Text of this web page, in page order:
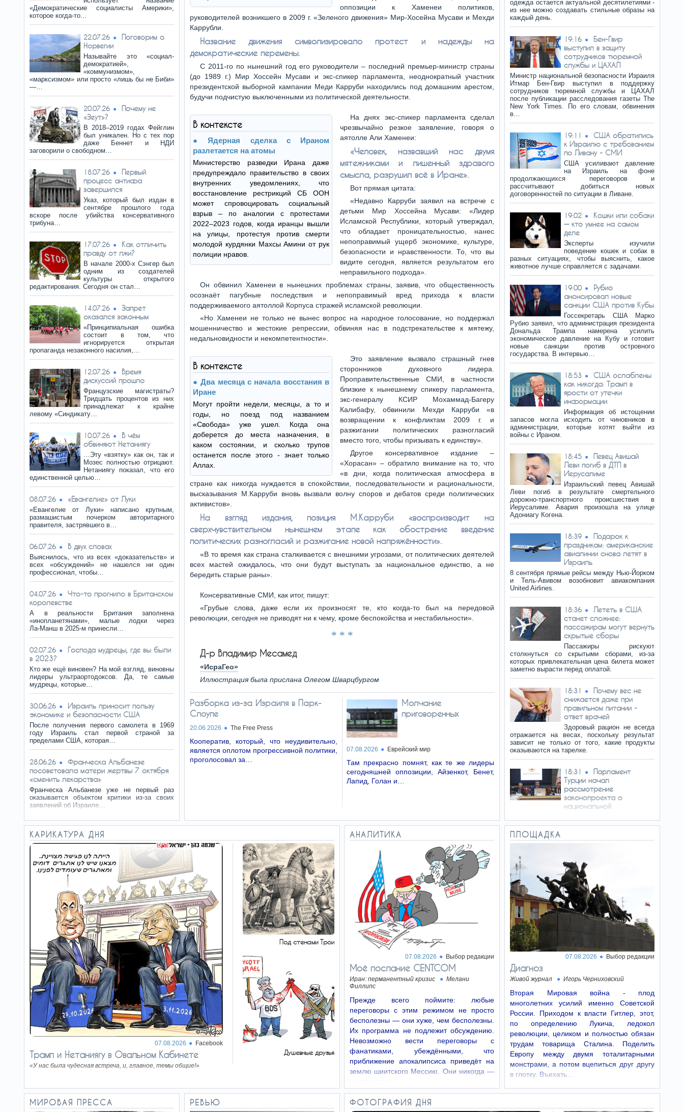
«Демократические социалисты Америки»,
которое когда-то…
22.07.26
Поговорим о
Норвегии
Называйте это «социал-
демократией»,
«коммунизмом»,
«марксизмом» или просто «лишь бы не Биби»
—…
20.07.26
Почему не
«Зеут»?
В 2018–2019 годах Фейглин
был уникален. Но с тех пор
даже Беннет и НДИ
заговорили о свободном…
18.07.26
Первый
процесс антифа
завершился
Указ, который был издан в
сентябре прошлого года
вскоре после убийства консервативного
трибуна…
17.07.26
Как отличить
правду от лжи?
В начале 2000-х Сэнгер был
одним из создателей
культуры открытого
редактирования. Сегодня он стал…
14.07.26
Запрет
оказался законным
«Принципиальная ошибка
состоит в том, что
игнорируется открытая
пропаганда незаконного насилия,…
12.07.26
Время
дискуссий прошло
Французские магистраты?
Тридцать процентов из них
принадлежат к крайне
левому «Синдикату…
10.07.26
В чём
обвиняют Нетаниягу
…Эту «взятку» как он, так и
Мозес полностью отрицают.
Нетаниягу показал, что его
единственной целью…
08.07.26 «Евангелие» от Луки
«Евангелие от Луки» написано крупным,
размашистым почерком авторитарного
правителя, застрявшего в…
06.07.26 В двух словах
Выяснилось, что из всех «доказательств» и
всех «обсуждений» не нашелся ни один
профессионал, чтобы…
04.07.26
Что-то прогнило в Британском
королевстве
А в реальности Британия заполнена
«инопланетянами», малые лодки через
Ла‑Манш в 2025‑м принесли…
02.07.26
Господа мудрецы, где вы были
в 2023?
Кто же ещё виновен? На мой взгляд, виновны
лидеры ультраортодоксов. Да, те самые
мудрецы, которые…
30.06.26
Израиль приносит пользу
экономике и безопасности США
После получения первого самолета в 1969
году Израиль стал первой страной за
пределами США, которая…
28.06.26
Франческа Альбанезе
посоветовала матери жертвы 7 октября
«сменить лекарства»
Франческа Альбанезе уже не первый раз
оказывается объектом критики из-за своих
заявлений об Израиле…
26.06.26 Бои вокруг таможни
Конечно, покупать у малого бизнеса в
Израиле дорого. Но в этом виноват не сам
малый бизнес, а… то…
24.06.26
ЕС ввел санкции против НПО
из-за проигрыша в суде
Европейский Союз, созданный на основе
обещания того, что законное мнение
находится вне досягаемости…
То ли еще будет…
Для многих мусульман Коран – не просто
сборник историй или руководство к
размышлениям, а…
20.06.26
Разборка из-за Израиля в
Парк-Слоупе
Кооператив, который, что неудивительно,
является оплотом прогрессивной политики,
проголосовал за…
оппозиции к Хаменеи политиков,
руководителей возникшего в 2009 г. «Зеленого движения» Мир-Хосейна Мусави и Мехди
Каррубли.
Название движения символизировало протест и надежды на
демократические перемены.
С 2011-го по нынешний год его руководители – последний премьер-министр страны
(до 1989 г.) Мир Хоссейн Мусави и экс-спикер парламента, неоднократный участник
президентской выборной кампании Меди Карруби находились под домашним арестом,
будучи подчистую выключенными из политической деятельности.
В контексте
Ядерная сделка с Ираном
разлетается на атомы
Министерство разведки Ирана даже
предупреждало правительство в своих
внутренних уведомлениях, что
восстановление рестрикций СБ ООН
может спровоцировать социальный
взрыв – по аналогии с протестами
2022–2023 годов, когда иранцы вышли
на улицы, протестуя против смерти
молодой курдянки Махсы Амини от рук
полиции нравов.
На днях экс-спикер парламента сделал
чрезвычайно резкое заявление, говоря о
аятолле Али Хаменеи:
«Человек, назвавший нас двумя
мятежниками и лишенный здравого
смысла, разрушил всё в Иране».
Вот прямая цитата:
«Недавно Карруби заявил на встрече с
детьми Мир Хоссейна Мусави: «Лидер
Исламской Республики, который утверждал,
что обладает проницательностью, нанес
непоправимый ущерб экономике, культуре,
безопасности и нравственности. То, что вы
видите сегодня, является результатом его
неправильного подхода».
Он обвинил Хаменеи в нынешних проблемах страны, заявив, что общественность
осознаёт пагубные последствия и непоправимый вред прихода к власти
поддерживаемого аятоллой Корпуса стражей исламской революции.
«Но Хаменеи не только не вынес вопрос на народное голосование, но поддержал
мошенничество и жестокие репрессии, обвиняя нас в подстрекательстве к мятежу,
недальновидности и некомпетентности».
В контексте
Два месяца с начала восстания в
Иране
Могут пройти недели, месяцы, а то и
годы, но поезд под названием
«Свобода» уже ушел. Когда она
доберется до места назначения, в
каком состоянии, и сколько трупов
останется после этого - знает только
Аллах.
Это заявление вызвало страшный гнев
сторонников духовного лидера.
Проправительственные СМИ, в частности
близкие к нынешнему спикеру парламента,
экс-генералу КСИР Мохаммад-Багеру
Калибафу, обвинили Мехди Карруби «в
возвращении к конфликтам 2009 г. и
разжигании политических разногласий
вместо того, чтобы призывать к единству».
Другое консервативное издание –
«Хорасан» – обратило внимание на то, что
«в дни, когда политическая атмосфера в
стране как никогда нуждается в спокойствии, последовательности и рациональности,
высказывания М.Карруби вновь вызвали волну споров и дебатов среди политических
активистов».
На взгляд издания, позиция М.Карруби «воспроизводит на
сверхчувствительном нынешнем этапе как обострение введение
политических разногласий и разжигание новой напряжённости».
«В то время как страна сталкивается с внешними угрозами, от политических деятелей
всех мастей ожидалось, что они будут выступать за национальное единство, а не
бередить старые раны».
Консервативные СМИ, как итог, пишут:
«Грубые слова, даже если их произносят те, кто когда-то был на передовой
революции, сегодня не приводят ни к чему, кроме беспокойства и нестабильности».
* * *
Д-р Владимир Месамед
«ИсраГео»
Иллюстрация была прислана Олегом Шварцбургом
Разборка из-за Израиля в Парк-
Слоупе
20.06.2026 The Free Press
Кооператив, который, что неудивительно,
является оплотом прогрессивной политики,
проголосовал за…
Молчание
приговоренных
07.08.2026 Еврейский мир
Там прекрасно помнят, как те же лидеры
сегодняшней оппозиции, Айзенкот, Бенет,
Лапид, Голан и…
одежда остается актуальной десятилетиями -
из нее можно создавать стильные образы на
каждый день.
19:16
Бен-Гвир
выступил в защиту
сотрудников тюремной
службы и ЦАХАЛ
Министр национальной безопасности Израиля
Итмар Бен-Гвир выступил в поддержку
сотрудников тюремной службы и ЦАХАЛ
после публикации расследования газеты The
New York Times. По его словам, обвинения
в…
19:11
США обратились
к Израилю с требованием
по Ливану - СМИ
США усиливают давление
на Израиль на фоне
продолжающихся переговоров и
рассчитывают добиться новых
договоренностей по ситуации в Ливане.
19:02
Кошки или собаки
— кто умнее на самом
деле
Эксперты изучили
поведение кошек и собак в
разных ситуациях, чтобы выяснить, какое
животное лучше справляется с задачами.
19:00
Рубио
анонсировал новые
санкции США против Кубы
Госсекретарь США Марко
Рубио заявил, что администрация президента
Дональда Трампа намерена усилить
экономическое давление на Кубу и готовит
новые санкции против островного
государства. В интервью…
18:53
США ослаблены
как никогда: Трамп в
ярости от утечки
информации
Информация об истощении
запасов могла исходить от чиновников в
администрации, которые хотят выйти из
войны с Ираном.
18:45
Певец Авишай
Леви погиб в ДТП в
Иерусалиме
Израильский певец Авишай
Леви погиб в результате смертельного
дорожно-транспортного происшествия в
Иерусалиме. Авария произошла на улице
Адониагу Когена.
18:39
Подарок к
праздникам: американские
авиалинии снова летят в
Израиль
8 сентября прямые рейсы между Нью-Йорком
и Тель-Авивом возобновит авиакомпания
United Airlines.
18:36
Лететь в США
станет сложнее:
пассажирам могут вернуть
скрытые сборы
Пассажиры рискуют
столкнуться со скрытыми сборами, из-за
которых привлекательная цена билета может
заметно вырасти перед оплатой.
18:31
Почему вес не
снижается даже при
правильном питании -
ответ врачей
Здоровый рацион не всегда
отражается на весах, поскольку результат
зависит не только от того, какие продукты
оказываются на тарелке.
18:31
Парламент
Турции начал
рассмотрение
законопроекта о
национальной
Парламентская комиссия по вопросам
юстиции Турции приступила к обсуждению
законопроекта об укреплении национальной
Документ был внесен в парламент ранее на…
18:29
Израиля в Нью-Йорке
распорядился отменить
подписки сотрудников на
New York Times
Генеральный консул Израиля в Нью-Йорке
Офир Акунис распорядился отменить все
подписки сотрудников консульства на газету
New York Times, сообщает Walla News.
которые разрушают
любую
привлекательность
Психологи назвали
распространенные привычки, из-за которых
человек теряет свою привлекательность в
глазах окружающих
18:23
Юниорский
чемпионат Европы по
гандболу. Израильтяне
победили австрийцев
юниорский чемпионат Европы по гандболу
КАРИКАТУРА ДНЯ
07.08.2026 Facebook
Трамп и Нетаниягу в Овальном Кабинете
«У нас была чудесная встреча, и, главное, темы общие!»
Под стенами Трои
Душевные друзья
АНАЛИТИКА
07.08.2026 Выбор редакции
Моё послание CENTCOM
Иран: перманентный кризис
Мелани
Филлипс
Прежде всего поймите: любые
переговоры с этим режимом не просто
бесполезны — они хуже, чем бесполезны.
Их программа не подлежит обсуждению.
Невозможно вести переговоры с
фанатиками, убеждёнными, что
приближение апокалипсиса приведёт на
землю шиитского Мессию. Они никогда —
ПЛОЩАДКА
07.08.2026 Выбор редакции
Диагноз
Живой журнал Игорь Черниховский
Вторая Мировая война - плод
многолетних усилий именно Советской
России. Приходом к власти Гитлер, этот,
по определению Лукича, ледокол
революции, целиком и полностью обязан
трудам товарища Сталина. Поделить
Европу между двумя тоталитарными
монстрами, а потом вцепиться друг другу
в глотку. Въехать…
МИРОВАЯ ПРЕССА РЕВЬЮ ФОТОГРАФИЯ ДНЯ